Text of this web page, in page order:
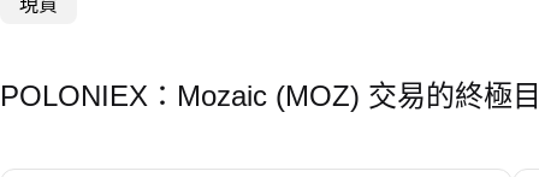
現貨
POLONIEX：Mozaic (MOZ) 交易的終極